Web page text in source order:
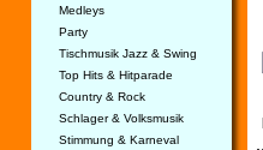
Medleys
Party
Tischmusik Jazz & Swing
Top Hits & Hitparade
Country & Rock
Schlager & Volksmusik
Stimmung & Karneval